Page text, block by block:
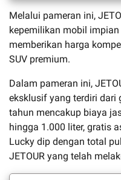
Melalui pameran ini,
kepemilikan mobil
memberikan harga
SUV premium.
Dalam pameran ini,
eksklusif yang terdiri dari
tahun mencakup biaya
hingga 1.000 liter, gratis
Lucky dip dengan total
JETOUR yang telah